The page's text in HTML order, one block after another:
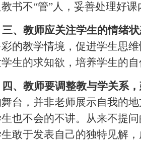
书不“管”人，妥善处理好
三、教师应关注学生的情绪状
的教学情境，促进学生思
生的求知欲，培养学生的
四、教师要调整教与学关系
台，并非老师展示自我的
也不会的不讲。从来不提
敢于发表自己的独特见解